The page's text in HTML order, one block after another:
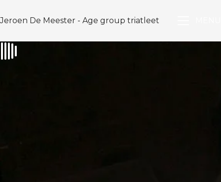
Jeroen De Meester - Age group triatleet